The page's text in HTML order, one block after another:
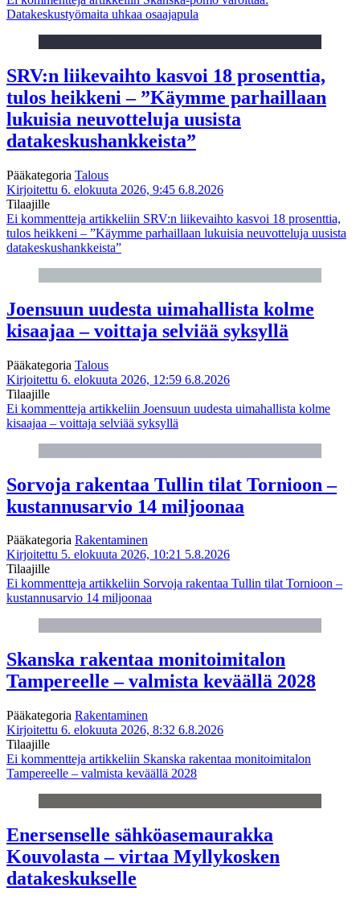
Datakeskustyömaita uhkaa osaajapula
SRV:n liikevaihto kasvoi 18 prosenttia,
tulos heikkeni – ”Käymme parhaillaan
lukuisia neuvotteluja uusista
datakeskushankkeista”
Pääkategoria Talous
Kirjoitettu 6. elokuuta 2026, 9:45 6.8.2026
Tilaajille
Ei kommentteja artikkeliin SRV:n liikevaihto kasvoi 18 prosenttia,
tulos heikkeni – ”Käymme parhaillaan lukuisia neuvotteluja uusista
datakeskushankkeista”
Joensuun uudesta uimahallista kolme
kisaajaa – voittaja selviää syksyllä
Pääkategoria Talous
Kirjoitettu 6. elokuuta 2026, 12:59 6.8.2026
Tilaajille
Ei kommentteja artikkeliin Joensuun uudesta uimahallista kolme
kisaajaa – voittaja selviää syksyllä
Sorvoja rakentaa Tullin tilat Tornioon –
kustannusarvio 14 miljoonaa
Pääkategoria Rakentaminen
Kirjoitettu 5. elokuuta 2026, 10:21 5.8.2026
Tilaajille
Ei kommentteja artikkeliin Sorvoja rakentaa Tullin tilat Tornioon –
kustannusarvio 14 miljoonaa
Skanska rakentaa monitoimitalon
Tampereelle – valmista keväällä 2028
Pääkategoria Rakentaminen
Kirjoitettu 6. elokuuta 2026, 8:32 6.8.2026
Tilaajille
Ei kommentteja artikkeliin Skanska rakentaa monitoimitalon
Tampereelle – valmista keväällä 2028
Enersenselle sähköasemaurakka
Kouvolasta – virtaa Myllykosken
datakeskukselle